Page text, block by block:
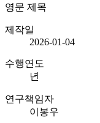
영문 제목
제작일
2026-01-04
수행연도
년
연구책임자
이봉우